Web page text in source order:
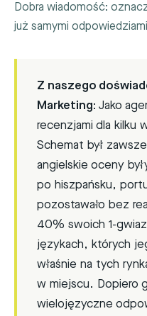
Dobra wiadomość:
już samymi
Z naszego
Marketing: Jako
recenzjami dla kilku
Schemat był
angielskie oceny
po hiszpańsku,
pozostawało bez
40% swoich 1-
językach, których
właśnie na tych
w miejscu. Dopiero
wielojęzyczne